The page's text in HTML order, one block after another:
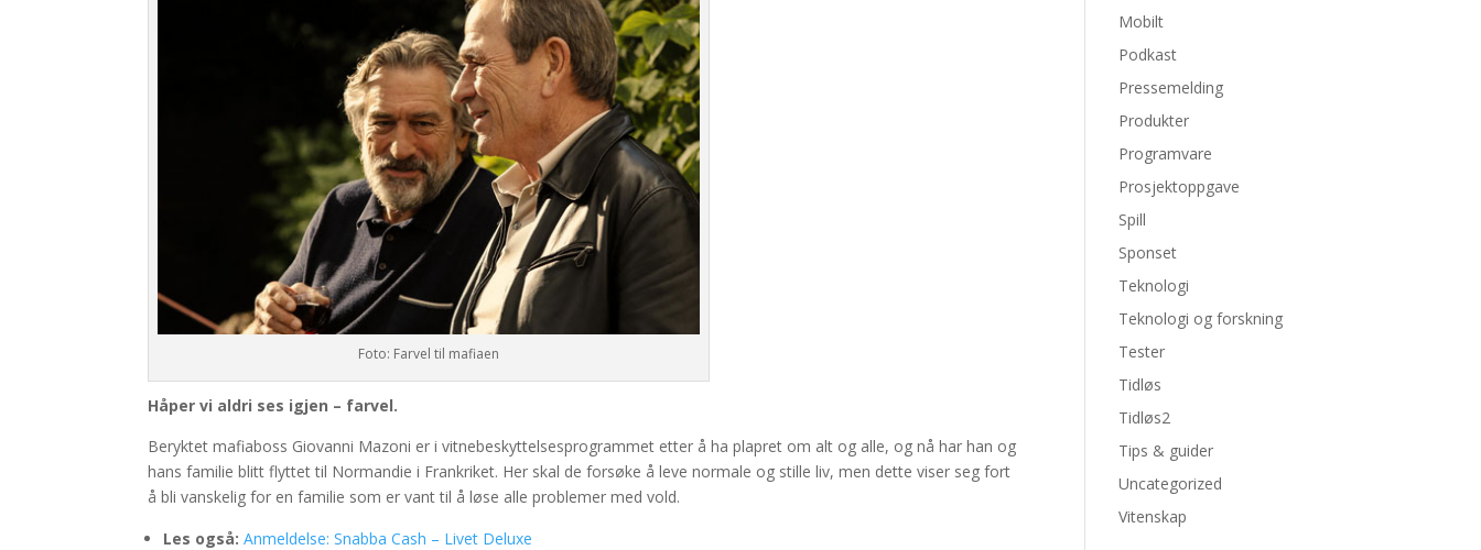
Foto: Farvel til mafiaen
Håper vi aldri ses igjen – farvel.
Beryktet mafiaboss Giovanni Mazoni er i vitnebeskyttelsesprogrammet etter å ha plapret om alt og alle, og nå har han og
hans familie blitt flyttet til Normandie i Frankriket. Her skal de forsøke å leve normale og stille liv, men dette viser seg fort
å bli vanskelig for en familie som er vant til å løse alle problemer med vold.
Les også: Anmeldelse: Snabba Cash – Livet Deluxe
Mobilt
Podkast
Pressemelding
Produkter
Programvare
Prosjektoppgave
Spill
Sponset
Teknologi
Teknologi og forskning
Tester
Tidløs
Tidløs2
Tips & guider
Uncategorized
Vitenskap